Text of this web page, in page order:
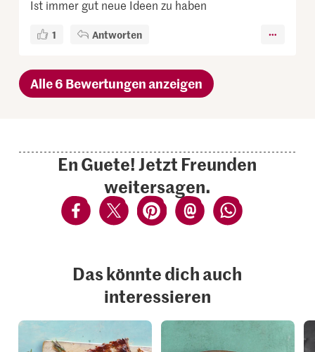
Ist immer gut neue Ideen zu haben
1 Antworten
Alle 6 Bewertungen anzeigen
En Guete! Jetzt Freunden
weitersagen.
Das könnte dich auch
interessieren